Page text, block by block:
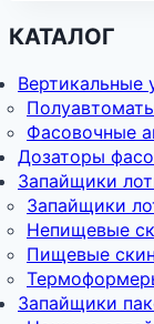
КАТАЛОГ
Вертикальные
Фасовочные
Дозаторы
Запайщики
Запайщики
Непищевые
Пищевые
Запайщики